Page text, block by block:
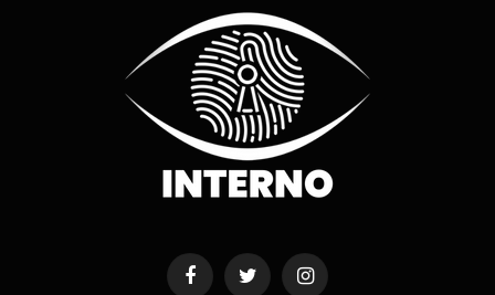
FacebookTwitter Instagram